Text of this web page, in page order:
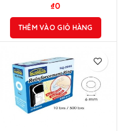
₫0
THÊM VÀO GIỎ HÀNG